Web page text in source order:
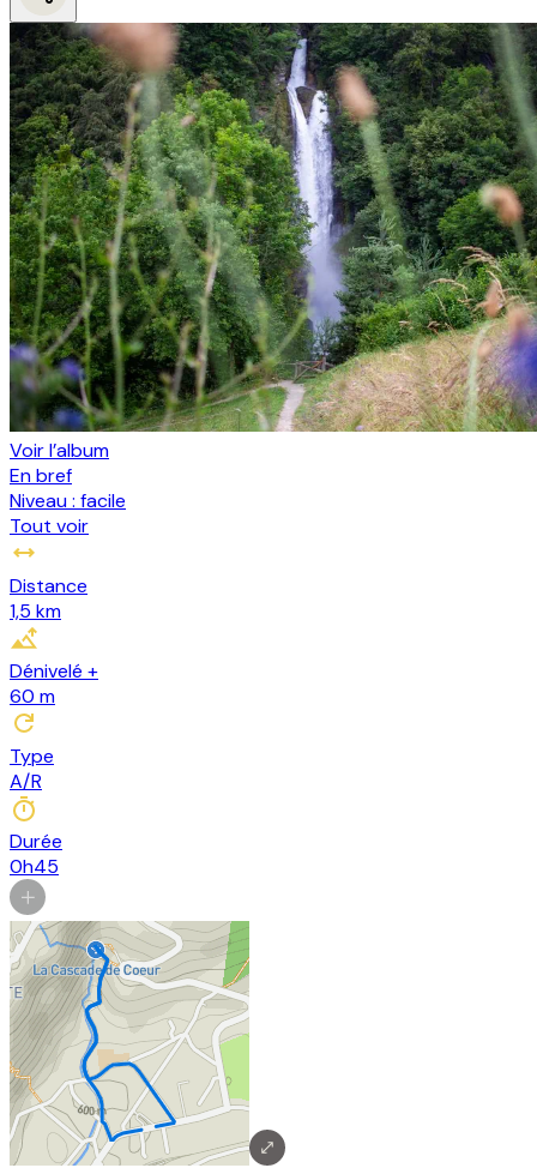
Voir l’album
En bref
Niveau : facile
Tout voir
Distance
1,5 km
Dénivelé +
60 m
Type
A/R
Durée
0h45